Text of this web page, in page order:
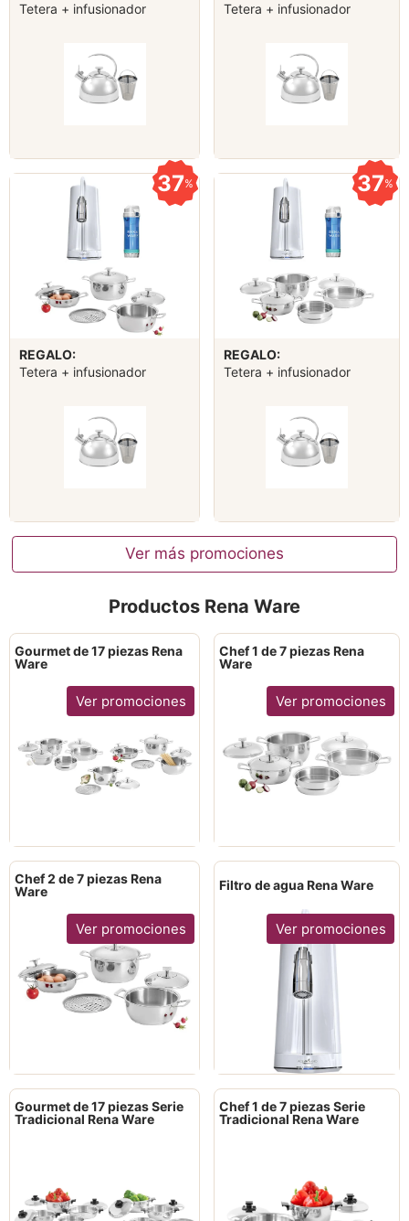
Tetera + infusionador
Tetera + infusionador
37%
REGALO:
Tetera + infusionador
37%
REGALO:
Tetera + infusionador
Ver más promociones
Productos Rena Ware
Gourmet de 17 piezas Rena
Ware
Ver promociones
Chef 1 de 7 piezas Rena
Ware
Ver promociones
Chef 2 de 7 piezas Rena
Ware
Ver promociones
Filtro de agua Rena Ware
Ver promociones
Gourmet de 17 piezas Serie
Tradicional Rena Ware
Chef 1 de 7 piezas Serie
Tradicional Rena Ware